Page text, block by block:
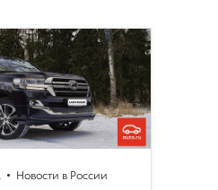
Новости в России